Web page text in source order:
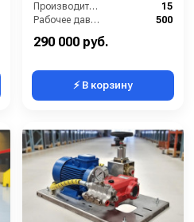
Производительность (л/мин):
15
Рабочее давление (бар):
500
290 000 руб.
⚡ В корзину